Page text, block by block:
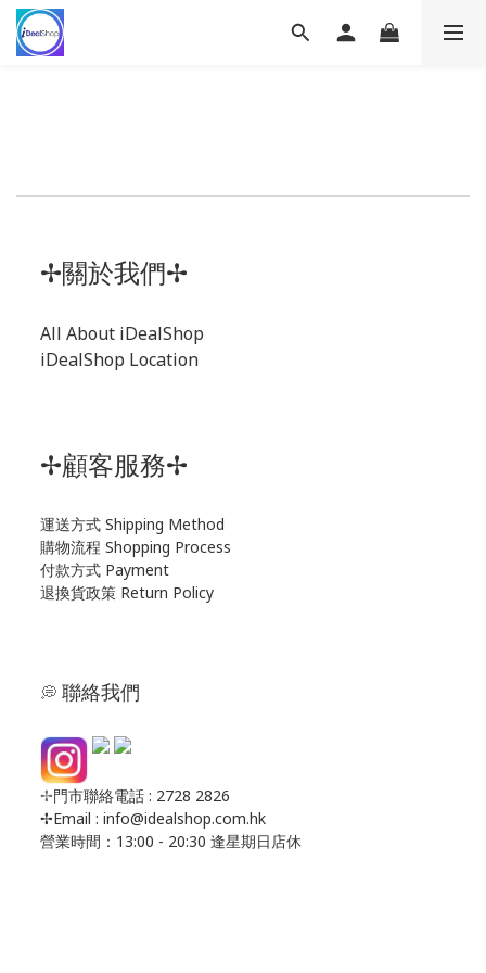
✢關於我們✢
All About iDealShop
iDealShop Location
✢顧客服務✢
運送方式 Shipping Method
購物流程 Shopping Process
付款方式 Payment
退換貨政策 Return Policy
💭 聯絡我們
✢門市聯絡電話 : 2728 2826
✢Email : info@idealshop.com.hk
營業時間：13:00 - 20:30 逢星期日店休